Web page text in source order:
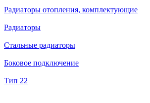
Радиаторы отопления, комплектующие
Радиаторы
Стальные радиаторы
Боковое подключение
Тип 22